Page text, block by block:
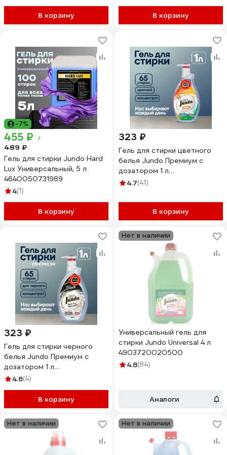
В корзину В корзину
-7%
455 ₽
489 ₽
Гель для стирки Jundo Hard
Lux Универсальный, 5 л
4640050731989
4(1)
В корзину
323 ₽
Гель для стирки цветного
белья Jundo Премиум с
дозатором 1 л
4903720020074
4.7(41)
В корзину
323 ₽
Гель для стирки черного
белья Jundo Премиум с
дозатором 1 л
4903720020081
4.8(4)
В корзину
Нет в наличии
Универсальный гель для
стирки Jundo Universal 4 л
4903720020500
4.8(84)
Аналоги
Нет в наличии Нет в наличии